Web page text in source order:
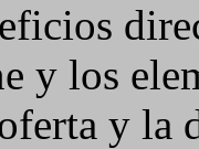
y los
y la